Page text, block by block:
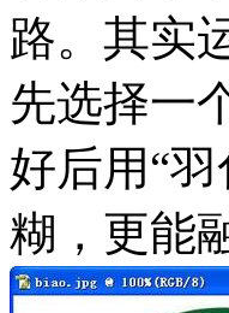
路。其实
先选择一
好后用“
糊，更能